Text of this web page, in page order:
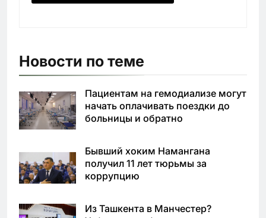
Новости по теме
Пациентам на гемодиализе могут
начать оплачивать поездки до
больницы и обратно
Бывший хоким Намангана
получил 11 лет тюрьмы за
коррупцию
Из Ташкента в Манчестер?